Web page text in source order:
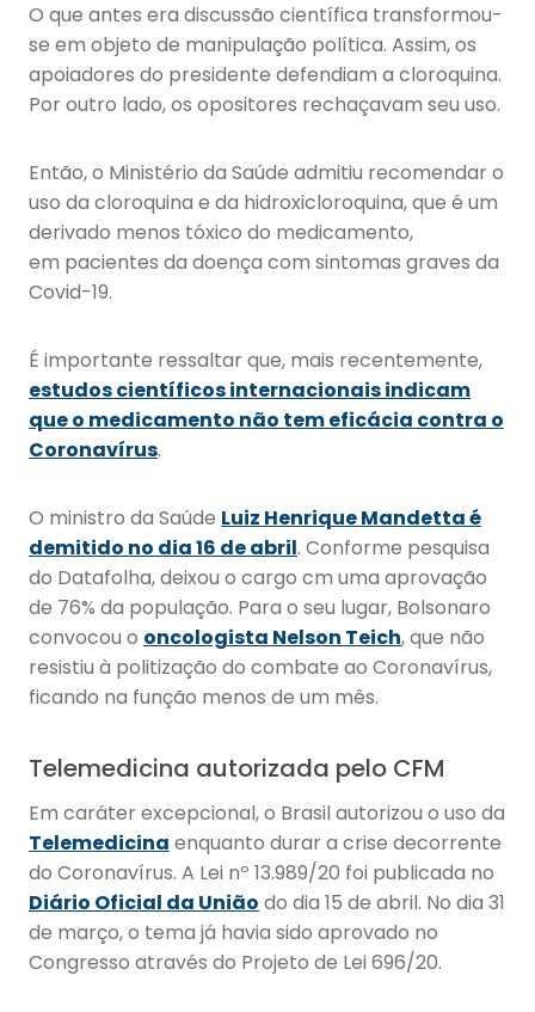
O que antes era discussão científica transformou-
se em objeto de manipulação política. Assim, os
apoiadores do presidente defendiam a cloroquina.
Por outro lado, os opositores rechaçavam seu uso.
Então, o Ministério da Saúde admitiu recomendar o
uso da cloroquina e da hidroxicloroquina, que é um
derivado menos tóxico do medicamento,
em pacientes da doença com sintomas graves da
Covid-19.
É importante ressaltar que, mais recentemente,
estudos científicos internacionais indicam
que o medicamento não tem eficácia contra o
Coronavírus.
O ministro da Saúde Luiz Henrique Mandetta é
demitido no dia 16 de abril. Conforme pesquisa
do Datafolha, deixou o cargo cm uma aprovação
de 76% da população. Para o seu lugar, Bolsonaro
convocou o oncologista Nelson Teich, que não
resistiu à politização do combate ao Coronavírus,
ficando na função menos de um mês.
Telemedicina autorizada pelo CFM
Em caráter excepcional, o Brasil autorizou o uso da
Telemedicina enquanto durar a crise decorrente
do Coronavírus. A Lei nº 13.989/20 foi publicada no
Diário Oficial da União do dia 15 de abril. No dia 31
de março, o tema já havia sido aprovado no
Congresso através do Projeto de Lei 696/20.